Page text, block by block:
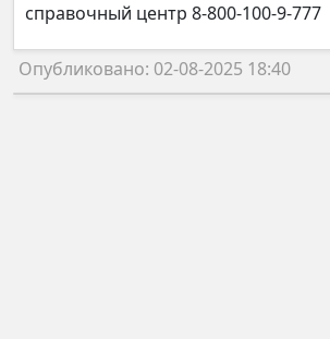
справочный центр 8-800-100-9-777
Опубликовано: 02-08-2025 18:40